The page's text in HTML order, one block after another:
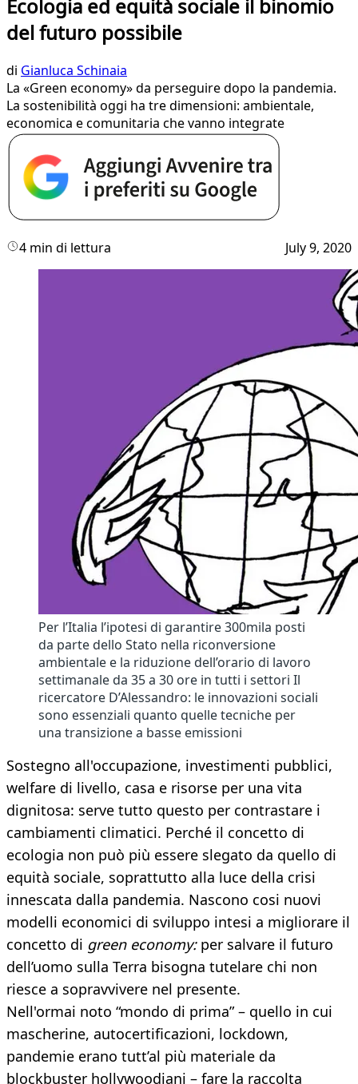
Ecologia ed equità sociale il binomio
del futuro possibile
di Gianluca Schinaia
La «Green economy» da perseguire dopo la pandemia.
La sostenibilità oggi ha tre dimensioni: ambientale,
economica e comunitaria che vanno integrate
4 min di lettura July 9, 2020
Per l’Italia l’ipotesi di garantire 300mila posti
da parte dello Stato nella riconversione
ambientale e la riduzione dell’orario di lavoro
settimanale da 35 a 30 ore in tutti i settori Il
ricercatore D’Alessandro: le innovazioni sociali
sono essenziali quanto quelle tecniche per
una transizione a basse emissioni
Sostegno all'occupazione, investimenti pubblici,
welfare di livello, casa e risorse per una vita
dignitosa: serve tutto questo per contrastare i
cambiamenti climatici. Perché il concetto di
ecologia non può più essere slegato da quello di
equità sociale, soprattutto alla luce della crisi
innescata dalla pandemia. Nascono cosi nuovi
modelli economici di sviluppo intesi a migliorare il
concetto di green economy:per salvare il futuro
dell’uomo sulla Terra bisogna tutelare chi non
riesce a sopravvivere nel presente.
Nell'ormai noto “mondo di prima” – quello in cui
mascherine, autocertificazioni, lockdown,
pandemie erano tutt’al più materiale da
blockbuster hollywoodiani – fare la raccolta